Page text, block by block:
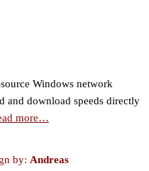
Windows network
and download speeds directly
more…
by: Andreas